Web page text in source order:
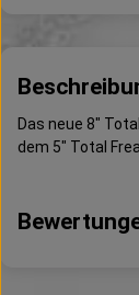
Das neue 8"
dem 5" Total